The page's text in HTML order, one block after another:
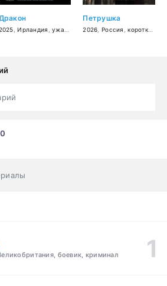
,Ирландия ,ужасы фантастика,боевик,триллер
Петрушка
2026 Россия ,короткометражка
0
боевик, криминал